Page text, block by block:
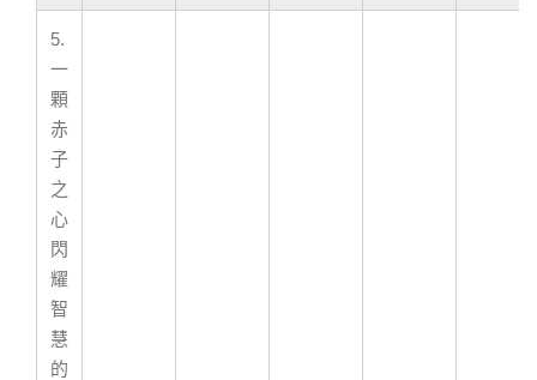
5.
一
顆
赤
子
之
心
閃
耀
智
慧
的